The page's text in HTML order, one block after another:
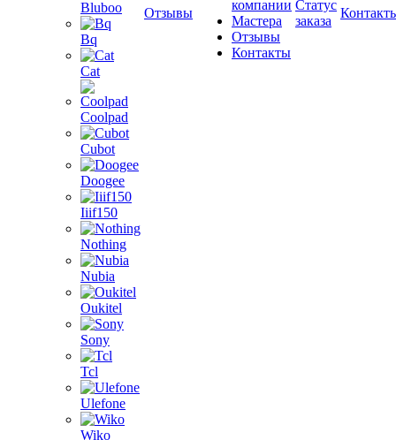
Bluboo
Bq
Cat
Coolpad
Cubot
Doogee
Iiif150
Nothing
Nubia
Oukitel
Sony
Tcl
Ulefone
Wiko
Отзывы
компании
Мастера
Отзывы
Контакты
Статус
заказа